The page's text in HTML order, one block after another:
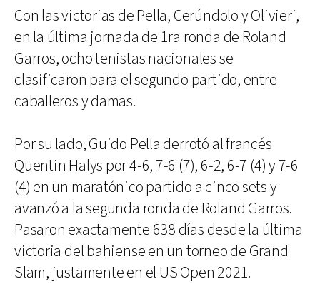
Con las victorias de Pella, Cerúndolo y Olivieri,
en la última jornada de 1ra ronda de Roland
Garros, ocho tenistas nacionales se
clasificaron para el segundo partido, entre
caballeros y damas.
Por su lado, Guido Pella derrotó al francés
Quentin Halys por 4-6, 7-6 (7), 6-2, 6-7 (4) y 7-6
(4) en un maratónico partido a cinco sets y
avanzó a la segunda ronda de Roland Garros.
Pasaron exactamente 638 días desde la última
victoria del bahiense en un torneo de Grand
Slam, justamente en el US Open 2021.